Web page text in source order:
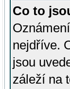
Co to
nejdříve.
jsou
záleží na